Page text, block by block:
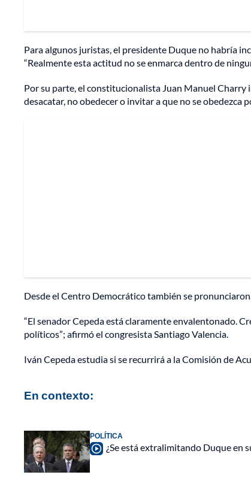
Para algunos juristas, el presidente Duque no habría
“Realmente esta actitud no se enmarca dentro de
Por su parte, el constitucionalista Juan Manuel Charry
desacatar, no obedecer o invitar a que no se obedezca
Desde el Centro Democrático también se
“El senador Cepeda está claramente envalentonado.
políticos”; afirmó el congresista Santiago Valencia.
Iván Cepeda estudia si se recurrirá a la Comisión de
En contexto:
POLÍTICA
¿Se está extralimitando Duque en